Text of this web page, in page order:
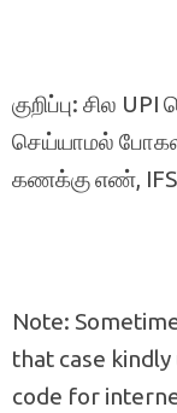
குறிப்பு: சில
செய்யாமல்
கணக்கு எண்,
Note:
that case
code for